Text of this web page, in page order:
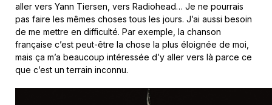
aller vers Yann Tiersen, vers Radiohead… Je ne pourrais
pas faire les mêmes choses tous les jours. J’ai aussi besoin
de me mettre en difficulté. Par exemple, la chanson
française c’est peut-être la chose la plus éloignée de moi,
mais ça m’a beaucoup intéressée d’y aller vers là parce ce
que c’est un terrain inconnu.